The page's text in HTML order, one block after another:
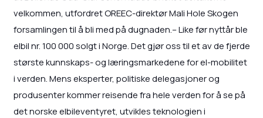
velkommen, utfordret OREEC-direktør Mali Hole Skogen
forsamlingen til å bli med på dugnaden.– Like før nyttår ble
elbil nr. 100 000 solgt i Norge. Det gjør oss til et av de fjerde
største kunnskaps- og læringsmarkedene for el-mobilitet
i verden. Mens eksperter, politiske delegasjoner og
produsenter kommer reisende fra hele verden for å se på
det norske elbileventyret, utvikles teknologien i